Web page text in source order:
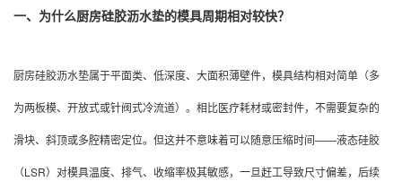
一、为什么厨房硅胶沥水垫的模具周期相对较快？
厨房硅胶沥水垫属于平面类、低深度、大面积薄壁件，模具结构相对简单（多
为两板模、开放式或针阀式冷流道）。相比医疗耗材或密封件，不需要复杂的
滑块、斜顶或多腔精密定位。但这并不意味着可以随意压缩时间——液态硅胶
（LSR）对模具温度、排气、收缩率极其敏感，一旦赶工导致尺寸偏差，后续